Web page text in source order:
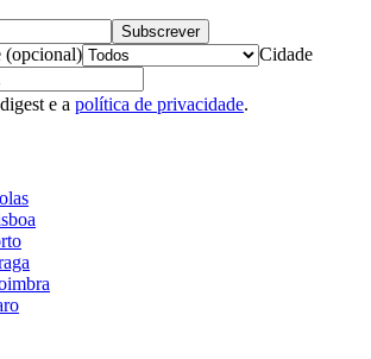
Subscrever
(opcional)
Cidade
e a política de privacidade.